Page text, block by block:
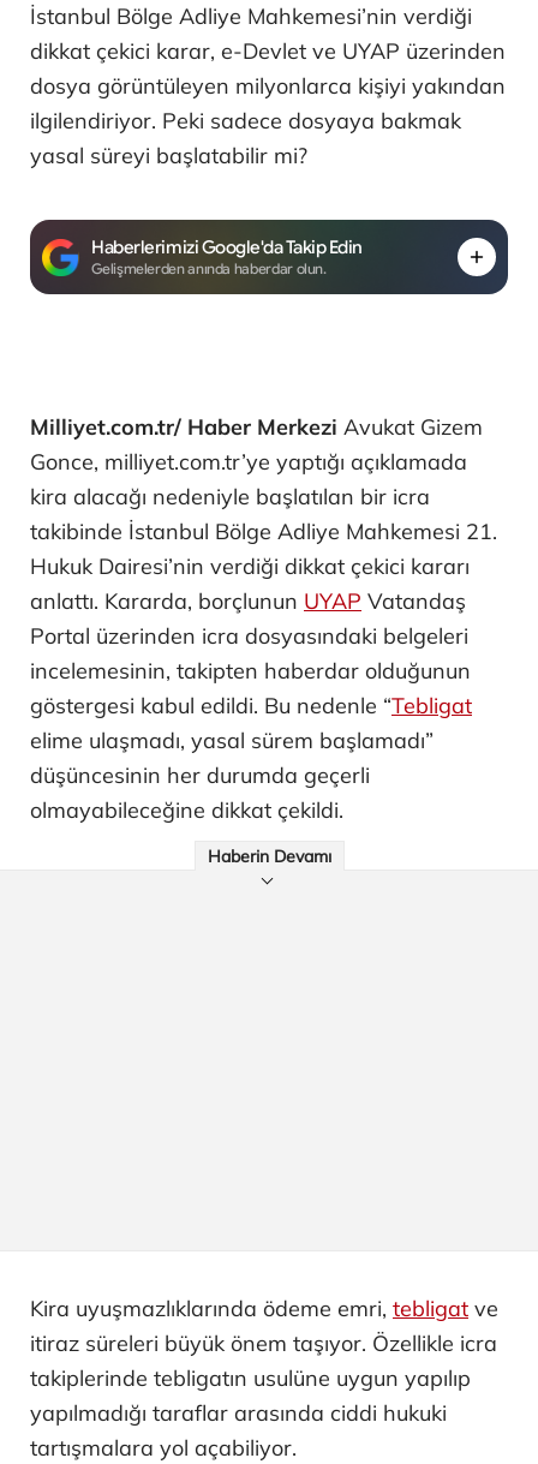
İstanbul Bölge Adliye Mahkemesi’nin verdiği
dikkat çekici karar, e-Devlet ve UYAP üzerinden
dosya görüntüleyen milyonlarca kişiyi yakından
ilgilendiriyor. Peki sadece dosyaya bakmak
yasal süreyi başlatabilir mi?
Haberlerimizi Google'da Takip Edin
Gelişmelerden anında haberdar olun.
Milliyet.com.tr/ Haber Merkezi Avukat Gizem
Gonce, milliyet.com.tr’ye yaptığı açıklamada
kira alacağı nedeniyle başlatılan bir icra
takibinde İstanbul Bölge Adliye Mahkemesi 21.
Hukuk Dairesi’nin verdiği dikkat çekici kararı
anlattı. Kararda, borçlunun UYAP Vatandaş
Portal üzerinden icra dosyasındaki belgeleri
incelemesinin, takipten haberdar olduğunun
göstergesi kabul edildi. Bu nedenle “Tebligat
elime ulaşmadı, yasal sürem başlamadı”
düşüncesinin her durumda geçerli
olmayabileceğine dikkat çekildi.
Haberin Devamı
Kira uyuşmazlıklarında ödeme emri, tebligat ve
itiraz süreleri büyük önem taşıyor. Özellikle icra
takiplerinde tebligatın usulüne uygun yapılıp
yapılmadığı taraflar arasında ciddi hukuki
tartışmalara yol açabiliyor.